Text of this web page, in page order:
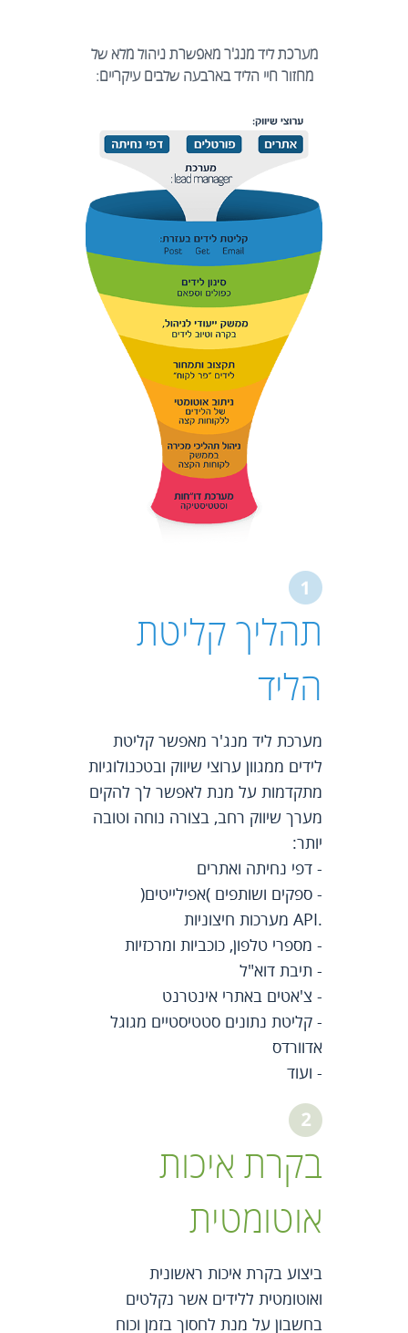
מערכת ליד מנג'ר מאפשרת ניהול מלא של
מחזור חיי הליד בארבעה שלבים עיקריים:
תהליך קליטת
הליד
מערכת ליד מנג'ר מאפשר קליטת
לידים ממגוון ערוצי שיווק ובטכנולוגיות
מתקדמות על מנת לאפשר לך להקים
מערך שיווק רחב, בצורה נוחה וטובה
יותר:
- דפי נחיתה ואתרים
- ספקים ושותפים )אפילייטים(
.API מערכות חיצוניות
- מספרי טלפון, כוכביות ומרכזיות
- תיבת דוא"ל
- צ'אטים באתרי אינטרנט
- קליטת נתונים סטטיסטיים מגוגל
אדוורדס
- ועוד
בקרת איכות
אוטומטית
ביצוע בקרת איכות ראשונית
ואוטומטית ללידים אשר נקלטים
בחשבון על מנת לחסוך בזמן וכוח